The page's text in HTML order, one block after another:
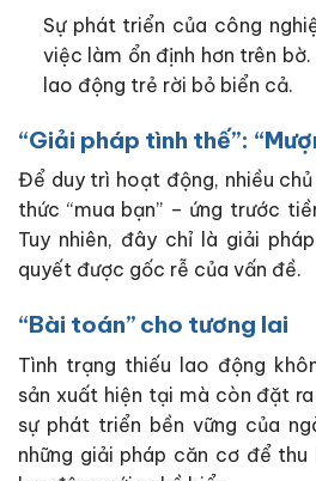
Sự phát triển của công
việc làm ổn định hơn trên
lao động trẻ rời bỏ biển cả.
“Giải pháp tình thế”:
Để duy trì hoạt động, nhiều
thức “mua bạn” – ứng trước
Tuy nhiên, đây chỉ là giải
quyết được gốc rễ của vấn đề.
“Bài toán” cho tương lai
Tình trạng thiếu lao động
sản xuất hiện tại mà còn đặt
sự phát triển bền vững của
những giải pháp căn cơ để thu